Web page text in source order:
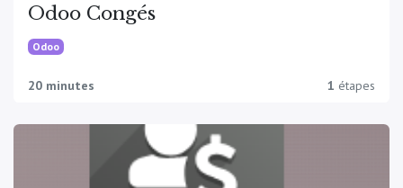
Odoo Congés
Odoo
20 minutes 1 étapes